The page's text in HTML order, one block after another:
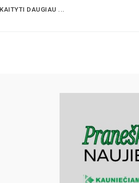
DAUGIAU ...